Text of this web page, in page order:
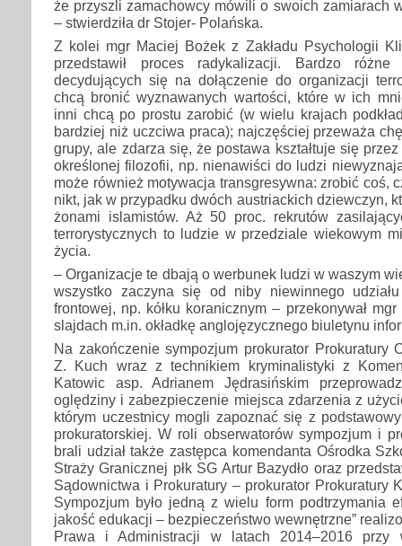
że przyszli zamachowcy mówili o swoich zamiarach
– stwierdziła dr Stojer- Polańska.
Z kolei mgr Maciej Bożek z Zakładu Psychologii
przedstawił proces radykalizacji. Bardzo
decydujących się na dołączenie do organizacji
chcą bronić wyznawanych wartości, które w ich
inni chcą po prostu zarobić (w wielu krajach
bardziej niż uczciwa praca); najczęściej przeważa
grupy, ale zdarza się, że postawa kształtuje się
określonej filozofii, np. nienawiści do ludzi
może również motywacja transgresywna: zrobić coś,
nikt, jak w przypadku dwóch austriackich dziewczyn,
żonami islamistów. Aż 50 proc. rekrutów
terrorystycznych to ludzie w przedziale wiekowym
życia.
– Organizacje te dbają o werbunek ludzi w waszym
wszystko zaczyna się od niby niewinnego
frontowej, np. kółku koranicznym – przekonywał
slajdach m.in. okładkę anglojęzycznego biuletynu
Na zakończenie sympozjum prokurator Prokuratury
Z. Kuch wraz z technikiem kryminalistyki z
Katowic asp. Adrianem Jędrasińskim
oględziny i zabezpieczenie miejsca zdarzenia z
którym uczestnicy mogli zapoznać się z
prokuratorskiej. W roli obserwatorów sympozjum i
brali udział także zastępca komendanta Ośrodka
Straży Granicznej płk SG Artur Bazydło oraz
Sądownictwa i Prokuratury – prokurator Prokuratury
Sympozjum było jedną z wielu form podtrzymania
jakość edukacji – bezpieczeństwo wewnętrzne”
Prawa i Administracji w latach 2014–2016 przy